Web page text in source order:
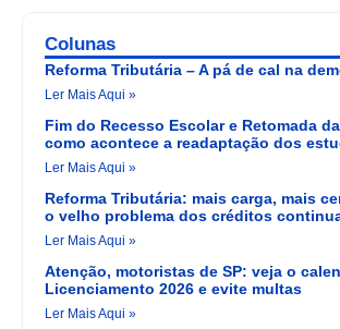
Colunas
Reforma Tributária – A pá de cal na
Ler Mais Aqui »
Fim do Recesso Escolar e Retomada
como acontece a readaptação dos
Ler Mais Aqui »
Reforma Tributária: mais carga, mais
o velho problema dos créditos
Ler Mais Aqui »
Atenção, motoristas de SP: veja o
Licenciamento 2026 e evite multas
Ler Mais Aqui »